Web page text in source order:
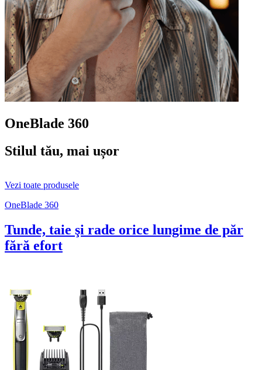
OneBlade 360
Stilul tău, mai ușor
Vezi toate produsele
OneBlade 360
Tunde, taie şi rade orice lungime de păr
fără efort